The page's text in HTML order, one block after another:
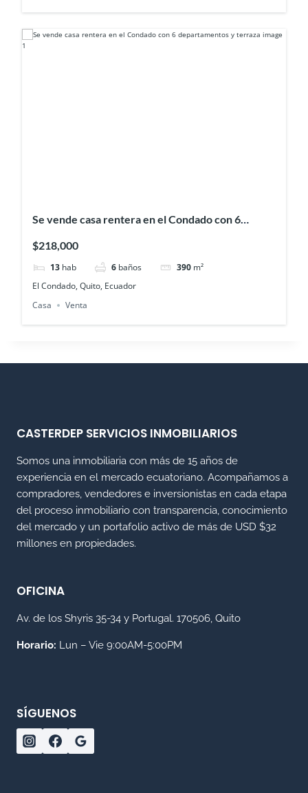
Se vende casa rentera en el Condado con 6
$218,000
13 hab 6 baños 390 m²
El Condado, Quito, Ecuador
Casa
Venta
CASTERDEP SERVICIOS INMOBILIARIOS
Somos una inmobiliaria con más de 15 años de
experiencia en el mercado ecuatoriano. Acompañamos a
compradores, vendedores e inversionistas en cada etapa
del proceso inmobiliario con transparencia, conocimiento
del mercado y un portafolio activo de más de USD $32
millones en propiedades.
OFICINA
Av. de los Shyris 35-34 y Portugal. 170506, Quito
Horario: Lun – Vie 9:00AM-5:00PM
SÍGUENOS